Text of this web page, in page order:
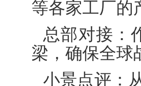
等各家工厂的
总部对接：
梁，确保全球
小景点评：